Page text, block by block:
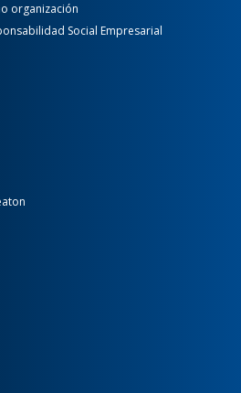
organización
Social Empresarial